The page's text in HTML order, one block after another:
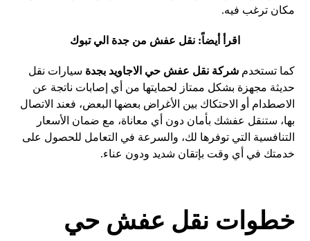
مكان ترغب فيه.
اقرأ أيضاً: نقل عفش من جدة الي تبوك
كما تستخدمشركة نقل عفش حي الاجاويد بجدة سيارات نقل
حديثة مجهزة بشكل ممتاز لحمايتها من أي إصابات ناتجة عن
الاصطدام أو الاحتكاك بين الأغراض بعضها البعض، فعند الاتصال
بها، ستنقل عفشك بأمان دون أي معاناة، مع ضمان الأسعار
التنافسية التي توفرها لك، والسرعة في التعامل للحصول على
خدمتك في أي وقت بإتقان شديد ودون عناء.
خطوات نقل عفش حي